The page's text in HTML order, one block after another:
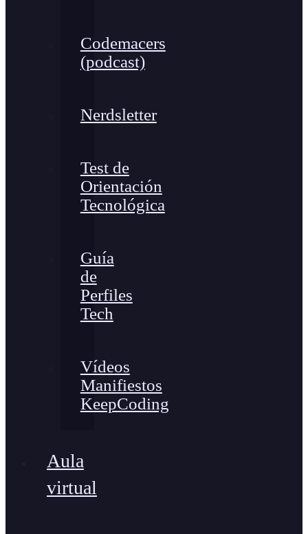
Codemacers
(podcast)
Nerdsletter
Test de
Orientación
Tecnológica
Guía
de
Perfiles
Tech
Vídeos
Manifiestos
KeepCoding
Aula
virtual